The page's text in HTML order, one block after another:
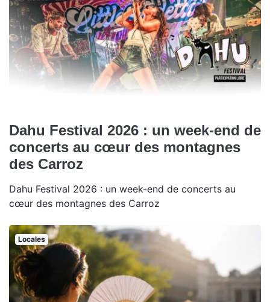
Dahu Festival 2026 : un week-end de
concerts au cœur des montagnes
des Carroz
Dahu Festival 2026 : un week-end de concerts au
cœur des montagnes des Carroz
Locales